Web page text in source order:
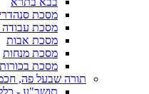
מסכת
מסכת עבודה
מסכת אבות
מסכת מנחות
מסכת בכורות
תורה שבעל פה,
תושב"ע -